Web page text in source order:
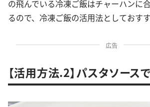
の飛んでいる冷凍ご飯はチャーハンに
るので、冷凍ご飯の活用法としておすす
広告
【活用方法.2】パスタソース